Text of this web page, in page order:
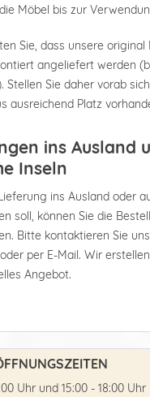
Möbel bis zur
Sie, dass unsere original
angeliefert werden
Stellen Sie daher vorab
ausreichend Platz
ins Ausland
Inseln
ins Ausland oder
soll, können Sie die
Bitte kontaktieren Sie
per E-Mail. Wir
Angebot.
Uhr und 15:00 - 18:00 Uhr